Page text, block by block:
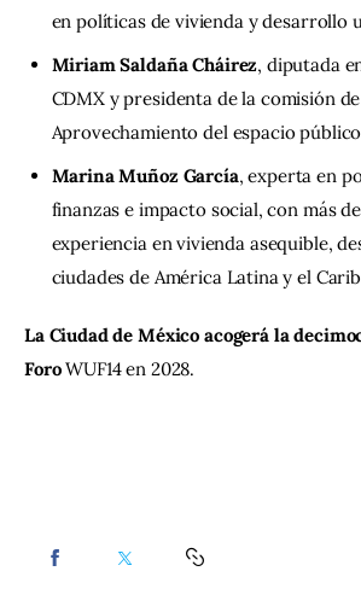
en políticas de vivienda y desarrollo
Miriam Saldaña Cháirez, diputada
CDMX y presidenta de la comisión
Aprovechamiento del espacio
Marina Muñoz García, experta en
finanzas e impacto social, con más
experiencia en vivienda asequible,
ciudades de América Latina y el
La Ciudad de México acogerá la
Foro WUF14 en 2028.